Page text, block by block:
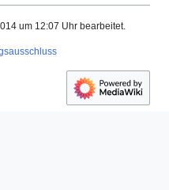
um 12:07 Uhr bearbeitet.